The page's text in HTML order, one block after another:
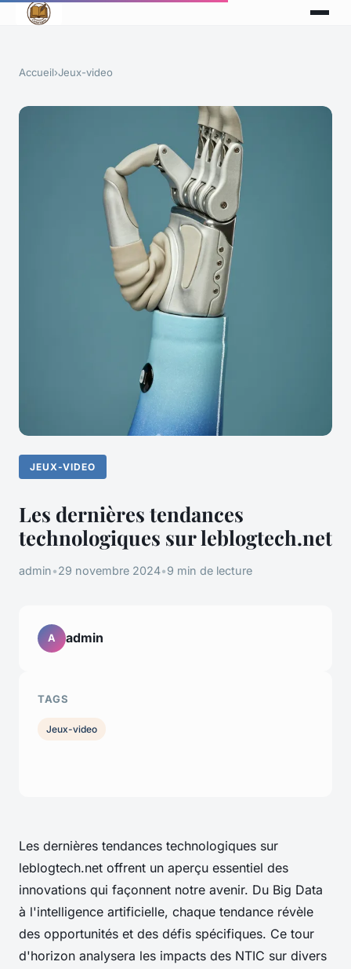
Accueil›Jeux-video
JEUX-VIDEO
Les dernières tendances
technologiques sur leblogtech.net
admin•29 novembre 2024•9 min de lecture
Les dernières tendances technologiques sur
leblogtech.net offrent un aperçu essentiel des
innovations qui façonnent notre avenir. Du Big Data
à l'intelligence artificielle, chaque tendance révèle
des opportunités et des défis spécifiques. Ce tour
d'horizon analysera les impacts des NTIC sur divers
A admin
TAGS
Jeux-video